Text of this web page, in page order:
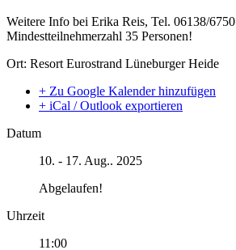
Weitere Info bei Erika Reis, Tel. 06138/6750
Mindestteilnehmerzahl 35 Personen!
Ort: Resort Eurostrand Lüneburger Heide
+ Zu Google Kalender hinzufügen
+ iCal / Outlook exportieren
Datum
10. - 17. Aug.. 2025
Abgelaufen!
Uhrzeit
11:00